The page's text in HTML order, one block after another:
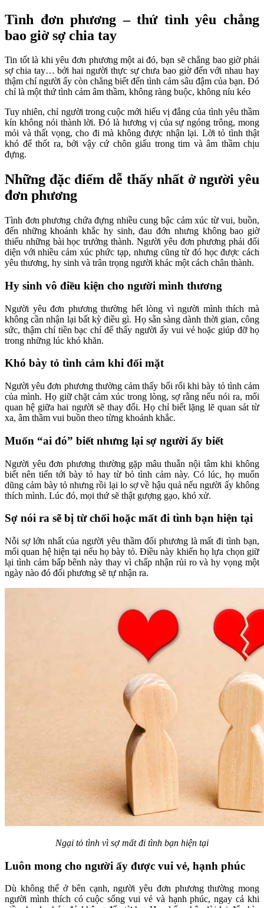
Tình đơn phương – thứ tình yêu chẳng
bao giờ sợ chia tay
Tin tốt là khi yêu đơn phương một ai đó, bạn sẽ chẳng bao giờ phải
sợ chia tay… bởi hai người thực sự chưa bao giờ đến với nhau hay
thậm chí người ấy còn chẳng biết đến tình cảm sâu đậm của bạn. Đó
chỉ là một thứ tình cảm âm thầm, không ràng buộc, không níu kéo
Tuy nhiên, chỉ người trong cuộc mới hiểu vị đắng của tình yêu thầm
kín không nói thành lời. Đó là hương vị của sự ngóng trông, mong
mỏi và thất vọng, cho đi mà không được nhận lại. Lời tỏ tình thật
khó để thốt ra, bởi vậy cứ chôn giấu trong tim và âm thầm chịu
đựng.
Những đặc điểm dễ thấy nhất ở người yêu
đơn phương
Tình đơn phương chứa đựng nhiều cung bậc cảm xúc từ vui, buồn,
đến những khoảnh khắc hy sinh, đau đớn nhưng không bao giờ
thiếu những bài học trưởng thành. Người yêu đơn phương phải đối
diện với nhiều cảm xúc phức tạp, nhưng cũng từ đó học được cách
yêu thương, hy sinh và trân trọng người khác một cách chân thành.
Hy sinh vô điều kiện cho người mình thương
Người yêu đơn phương thường hết lòng vì người mình thích mà
không cần nhận lại bất kỳ điều gì. Họ sẵn sàng dành thời gian, công
sức, thậm chí tiền bạc chỉ để thấy người ấy vui vẻ hoặc giúp đỡ họ
trong những lúc khó khăn.
Khó bày tỏ tình cảm khi đối mặt
Người yêu đơn phương thường cảm thấy bối rối khi bày tỏ tình cảm
của mình. Họ giữ chặt cảm xúc trong lòng, sợ rằng nếu nói ra, mối
quan hệ giữa hai người sẽ thay đổi. Họ chỉ biết lặng lẽ quan sát từ
xa, âm thầm vui buồn theo từng khoảnh khắc.
Muốn “ai đó” biết nhưng lại sợ người ấy biết
Người yêu đơn phương thường gặp mâu thuẫn nội tâm khi không
biết nên tiến tới bày tỏ hay từ bỏ tình cảm này. Có lúc, họ muốn
dũng cảm bày tỏ nhưng rồi lại lo sợ về hậu quả nếu người ấy không
thích mình. Lúc đó, mọi thứ sẽ thật gượng gạo, khó xử.
Sợ nói ra sẽ bị từ chối hoặc mất đi tình bạn hiện tại
Nỗi sợ lớn nhất của người yêu thầm đối phương là mất đi tình bạn,
mối quan hệ hiện tại nếu họ bày tỏ. Điều này khiến họ lựa chọn giữ
lại tình cảm bấp bênh này thay vì chấp nhận rủi ro và hy vọng một
ngày nào đó đối phương sẽ tự nhận ra.
Ngại tỏ tình vì sợ mất đi tình bạn hiện tại
Luôn mong cho người ấy được vui vẻ, hạnh phúc
Dù không thể ở bên cạnh, người yêu đơn phương thường mong
người mình thích có cuộc sống vui vẻ và hạnh phúc, ngay cả khi